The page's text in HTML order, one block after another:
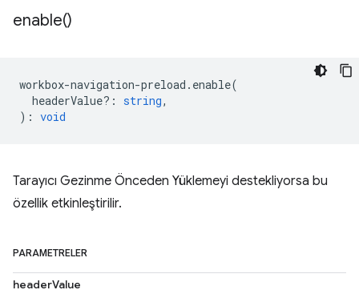
enable()
workbox-navigation-preload . enable(
headerValue? : string,
) : void
Tarayıcı Gezinme Önceden Yüklemeyi destekliyorsa bu
özellik etkinleştirilir.
PARAMETRELER
headerValue